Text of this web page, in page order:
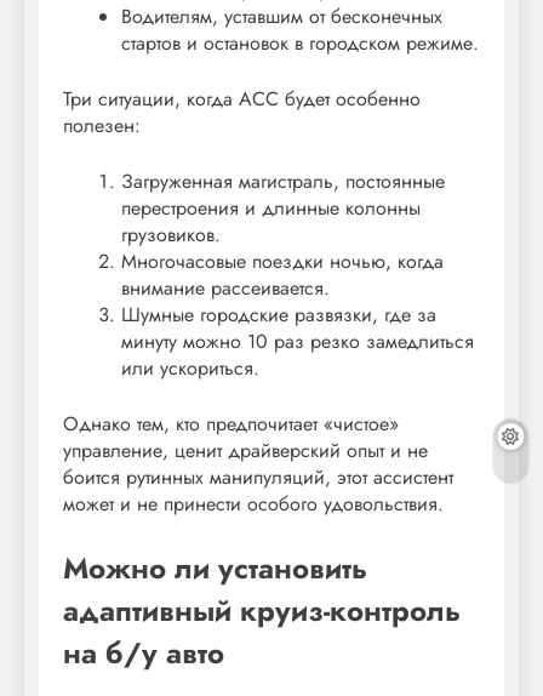
Водителям, уставшим от бесконечных
стартов и остановок в городском режиме.
Три ситуации, когда ACC будет особенно
полезен:
Загруженная магистраль, постоянные
перестроения и длинные колонны
грузовиков.
Многочасовые поездки ночью, когда
внимание рассеивается.
Шумные городские развязки, где за
минуту можно 10 раз резко замедлиться
или ускориться.
Однако тем, кто предпочитает «чистое»
управление, ценит драйверский опыт и не
боится рутинных манипуляций, этот ассистент
может и не принести особого удовольствия.
Можно ли установить
адаптивный круиз-контроль
на б/у авто